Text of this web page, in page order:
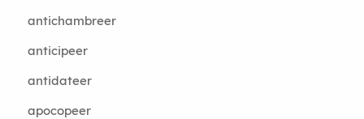
antichambreer
anticipeer
antidateer
apocopeer